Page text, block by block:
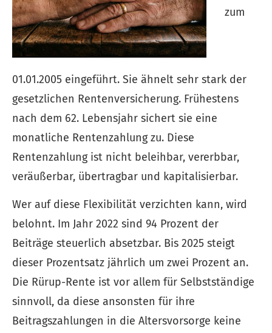
zum
01.01.2005 eingeführt. Sie ähnelt sehr stark der
gesetzlichen Rentenversicherung. Frühestens
nach dem 62. Lebensjahr sichert sie eine
monatliche Rentenzahlung zu. Diese
Rentenzahlung ist nicht beleihbar, vererbbar,
veräußerbar, übertragbar und kapitalisierbar.
Wer auf diese Flexibilität verzichten kann, wird
belohnt. Im Jahr 2022 sind 94 Prozent der
Beiträge steuerlich absetzbar. Bis 2025 steigt
dieser Prozentsatz jährlich um zwei Prozent an.
Die Rürup-Rente ist vor allem für Selbstständige
sinnvoll, da diese ansonsten für ihre
Beitragszahlungen in die Alters­vorsorge keine